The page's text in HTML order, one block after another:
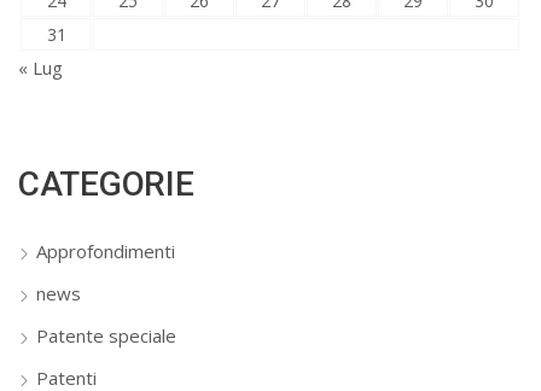
31
« Lug
CATEGORIE
Approfondimenti
news
Patente speciale
Patenti